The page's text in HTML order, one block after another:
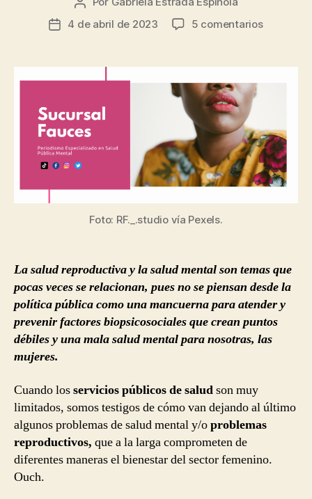
de
Fecha
entrada
4 de abril de 2023 5 comentariosen
las
mental
se
relaciona
con
tu
salud
Foto: RF._.studio vía Pexels.
La salud reproductiva y la salud mental son temas que
pocas veces se relacionan, pues no se piensan desde la
política pública como una mancuerna para atender y
prevenir factores biopsicosociales que crean puntos
débiles y una mala salud mental para nosotras, las
mujeres.
Cuando losservicios públicos de saludson muy
limitados, somos testigos de cómo van dejando al último
algunos problemas de salud mental y/oproblemas
reproductivos, que a la larga comprometen de
diferentes maneras el bienestar del sector femenino.
Ouch.